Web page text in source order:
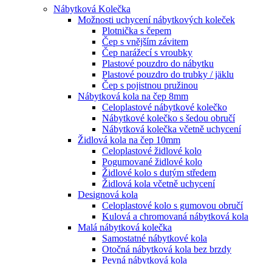
Nábytková Kolečka
Možnosti uchycení nábytkových koleček
Plotnička s čepem
Čep s vnějším závitem
Čep narážecí s vroubky
Plastové pouzdro do nábytku
Plastové pouzdro do trubky / jäklu
Čep s pojistnou pružinou
Nábytková kola na čep 8mm
Celoplastové nábytkové kolečko
Nábytkové kolečko s šedou obručí
Nábytková kolečka včetně uchycení
Židlová kola na čep 10mm
Celoplastové židlové kolo
Pogumované židlové kolo
Židlové kolo s dutým středem
Židlová kola včetně uchycení
Designová kola
Celoplastové kolo s gumovou obručí
Kulová a chromovaná nábytková kola
Malá nábytková kolečka
Samostatné nábytkové kola
Otočná nábytková kola bez brzdy
Pevná nábytková kola